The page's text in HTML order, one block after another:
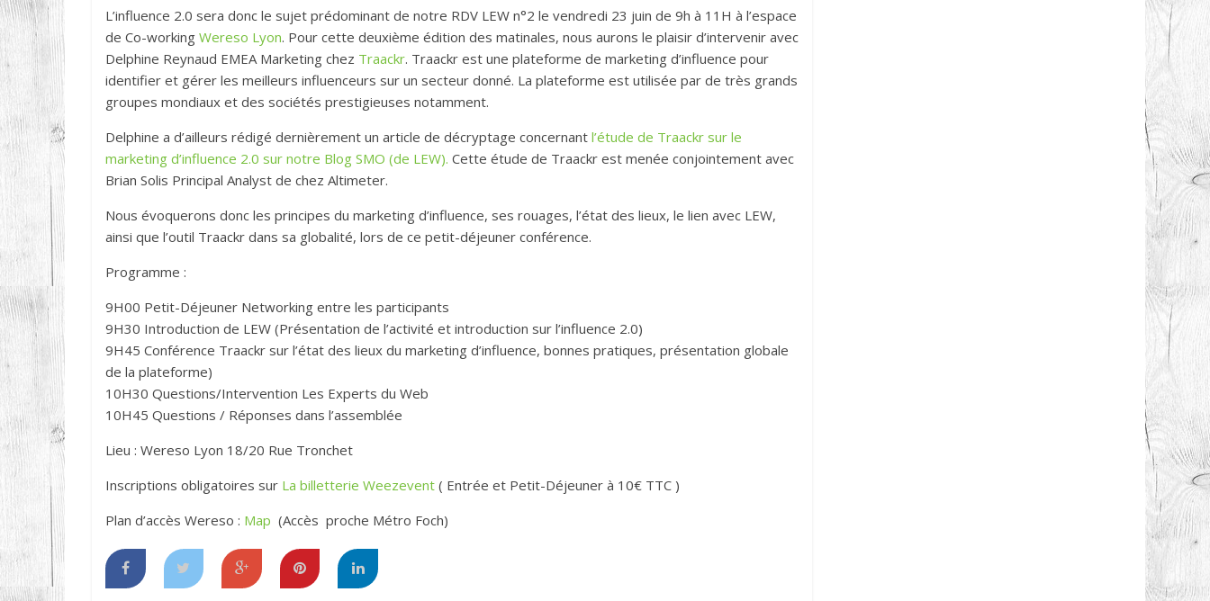
L’influence 2.0 sera donc le sujet prédominant de notre RDV LEW n°2 le vendredi 23 juin de 9h à 11H à l’espace
de Co-working Wereso Lyon. Pour cette deuxième édition des matinales, nous aurons le plaisir d’intervenir avec
Delphine Reynaud EMEA Marketing chez Traackr. Traackr est une plateforme de marketing d’influence pour
identifier et gérer les meilleurs influenceurs sur un secteur donné. La plateforme est utilisée par de très grands
groupes mondiaux et des sociétés prestigieuses notamment.
Delphine a d’ailleurs rédigé dernièrement un article de décryptage concernant l’étude de Traackr sur le
marketing d’influence 2.0 sur notre Blog SMO (de LEW). Cette étude de Traackr est menée conjointement avec
Brian Solis Principal Analyst de chez Altimeter.
Nous évoquerons donc les principes du marketing d’influence, ses rouages, l’état des lieux, le lien avec LEW,
ainsi que l’outil Traackr dans sa globalité, lors de ce petit-déjeuner conférence.
Programme :
9H00 Petit-Déjeuner Networking entre les participants
9H30 Introduction de LEW (Présentation de l’activité et introduction sur l’influence 2.0)
9H45 Conférence Traackr sur l’état des lieux du marketing d’influence, bonnes pratiques, présentation globale
de la plateforme)
10H30 Questions/Intervention Les Experts du Web
10H45 Questions / Réponses dans l’assemblée
Lieu : Wereso Lyon 18/20 Rue Tronchet
Inscriptions obligatoires sur La billetterie Weezevent ( Entrée et Petit-Déjeuner à 10€ TTC )
Plan d’accès Wereso : Map (Accès proche Métro Foch)